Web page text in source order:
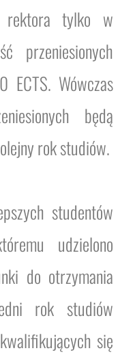
rektora tylko w
przeniesionych
Wówczas
będą
rok studiów.
studentów
udzielono
do otrzymania
rok studiów
się